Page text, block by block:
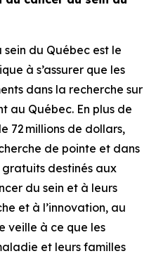
du Québec est le
à s’assurer que les
dans la recherche sur
au Québec. En plus de
72 millions de dollars,
de pointe et dans
destinés aux
du sein et à leurs
et à l’innovation, au
veille à ce que les
et leurs familles